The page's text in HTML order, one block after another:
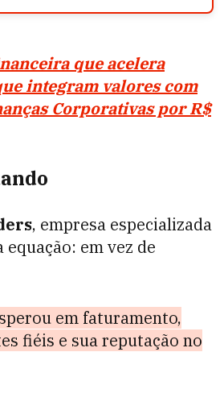
que acelera
integram valores com
Corporativas por R$
, empresa especializada
em vez de
em faturamento,
fiéis e sua reputação no